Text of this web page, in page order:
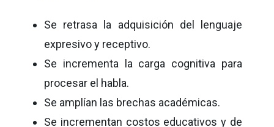
Se retrasa la adquisición del lenguaje
expresivo y receptivo.
Se incrementa la carga cognitiva para
procesar el habla.
Se amplían las brechas académicas.
Se incrementan costos educativos y de